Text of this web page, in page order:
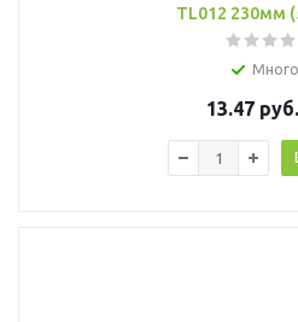
TL012 230мм
Много
13.47руб.